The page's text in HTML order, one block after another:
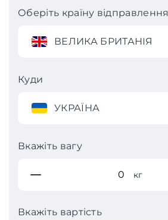
Оберіть країну відправлення
ВЕЛИКА БРИТАНІЯ
Куди
УКРАЇНА
Вкажіть вагу
кг
Вкажіть вартість